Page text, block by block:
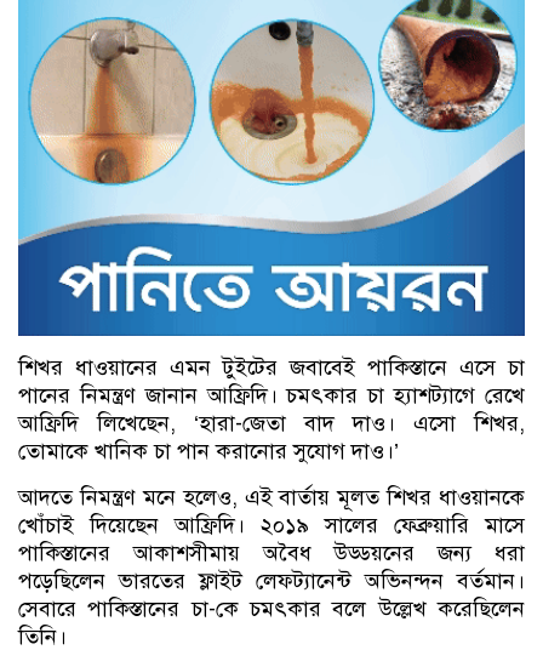
শিখর ধাওয়ানের এমন টুইটের জবাবেই পাকিস্তানে এসে চা
পানের নিমন্ত্রণ জানান আফ্রিদি। চমৎকার চা হ্যাশট্যাগে রেখে
আফ্রিদি লিখেছেন, ‘হারা-জেতা বাদ দাও। এসো শিখর,
তোমাকে খানিক চা পান করানোর সুযোগ দাও।’
আদতে নিমন্ত্রণ মনে হলেও, এই বার্তায় মূলত শিখর ধাওয়ানকে
খোঁচাই দিয়েছেন আফ্রিদি। ২০১৯ সালের ফেব্রুয়ারি মাসে
পাকিস্তানের আকাশসীমায় অবৈধ উড্ডয়নের জন্য ধরা
পড়েছিলেন ভারতের ফ্লাইট লেফট্যানেন্ট অভিনন্দন বর্তমান।
সেবারে পাকিস্তানের চা-কে চমৎকার বলে উল্লেখ করেছিলেন
তিনি।